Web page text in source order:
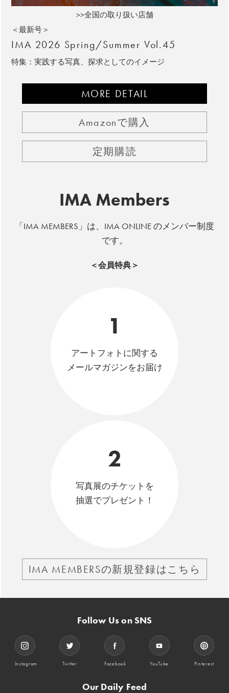
>>全国の取り扱い店舗
＜最新号＞
IMA 2026 Spring/Summer Vol.45
特集：実践する写真、探求としてのイメージ
MORE DETAIL
Amazonで購入
定期購読
IMA Members
「IMA MEMBERS」は、IMA ONLINE のメンバー制度
です。
＜会員特典＞
1
アートフォトに関する
メールマガジンをお届け
2
写真展のチケットを
抽選でプレゼント！
IMA MEMBERSの新規登録はこちら
Follow Us on SNS
Instagram Twitter Facebook YouTube Pinterest
Our Daily Feed